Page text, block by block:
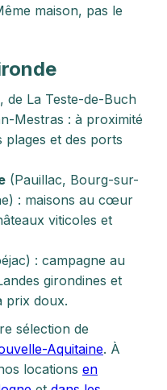
maison, pas le
, de La Teste-de-Buch
Mestras : à proximité
plages et des ports
(Pauillac, Bourg-sur-
: maisons au cœur
viticoles et
: campagne au
girondines et
prix doux.
sélection de
Aquitaine. À
locations en